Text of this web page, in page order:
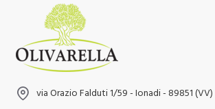
via Orazio Falduti 1/59 - Ionadi - 89851 (VV)